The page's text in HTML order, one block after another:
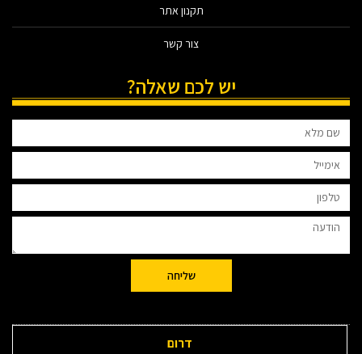
תקנון אתר
צור קשר
יש לכם שאלה?
שליחה
דרום